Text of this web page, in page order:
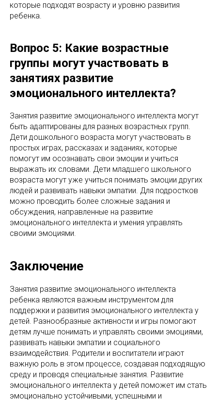
которые подходят возрасту и уровню развития
ребенка.
Вопрос 5: Какие возрастные
группы могут участвовать в
занятиях развитие
эмоционального интеллекта?
Занятия развитие эмоционального интеллекта могут
быть адаптированы для разных возрастных групп.
Дети дошкольного возраста могут участвовать в
простых играх, рассказах и заданиях, которые
помогут им осознавать свои эмоции и учиться
выражать их словами. Дети младшего школьного
возраста могут уже учиться понимать эмоции других
людей и развивать навыки эмпатии. Для подростков
можно проводить более сложные задания и
обсуждения, направленные на развитие
эмоционального интеллекта и умения управлять
своими эмоциями.
Заключение
Занятия развитие эмоционального интеллекта
ребенка являются важным инструментом для
поддержки и развития эмоционального интеллекта у
детей. Разнообразные активности и игры помогают
детям лучше понимать и управлять своими эмоциями,
развивать навыки эмпатии и социального
взаимодействия. Родители и воспитатели играют
важную роль в этом процессе, создавая подходящую
среду и проводя специальные занятия. Развитие
эмоционального интеллекта у детей поможет им стать
эмоционально устойчивыми, успешными и